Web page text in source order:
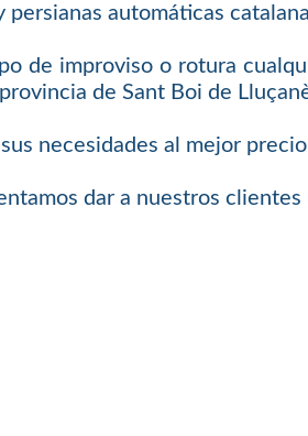
persianas automáticas
de improviso o rotura
de Sant Boi de
necesidades al mejor
dar a nuestros